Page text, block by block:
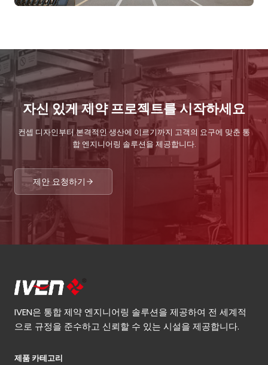
자신 있게 제약 프로젝트를 시작하세요
컨셉 디자인부터 본격적인 생산에 이르기까지 고객의 요구에 맞춘 통
합 엔지니어링 솔루션을 제공합니다.
제안 요청하기
IVEN은 통합 제약 엔지니어링 솔루션을 제공하여 전 세계적
으로 규정을 준수하고 신뢰할 수 있는 시설을 제공합니다.
제품 카테고리